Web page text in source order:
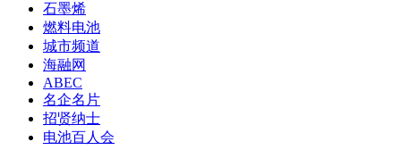
石墨烯
燃料电池
城市频道
海融网
ABEC
名企名片
招贤纳士
电池百人会